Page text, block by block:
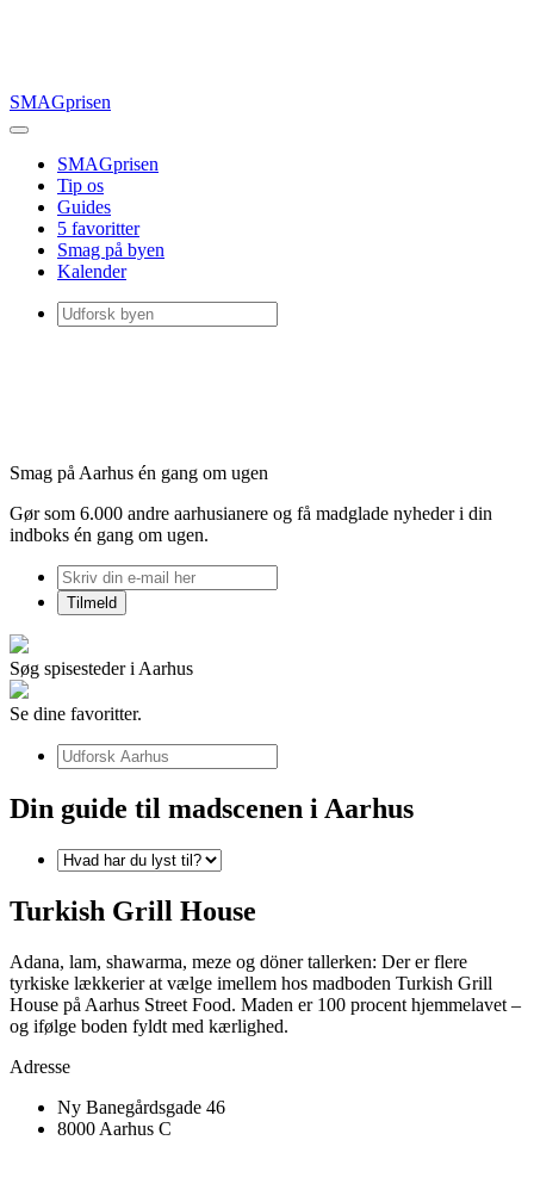
SMAGprisen
SMAGprisen
Tip os
Guides
5 favoritter
Smag på byen
Kalender
Smag på Aarhus én gang om ugen
Gør som 6.000 andre aarhusianere og få madglade nyheder i din
indboks én gang om ugen.
Søg spisesteder i Aarhus
Se dine favoritter.
Din guide til madscenen i Aarhus
Turkish Grill House
Adana, lam, shawarma, meze og döner tallerken: Der er flere
tyrkiske lækkerier at vælge imellem hos madboden Turkish Grill
House på Aarhus Street Food. Maden er 100 procent hjemmelavet –
og ifølge boden fyldt med kærlighed.
Adresse
Ny Banegårdsgade 46
8000 Aarhus C